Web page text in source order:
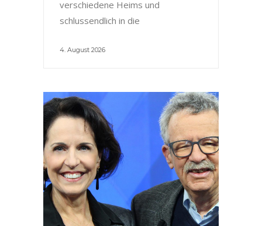
verschiedene Heims und
schlussendlich in die
4. August 2026